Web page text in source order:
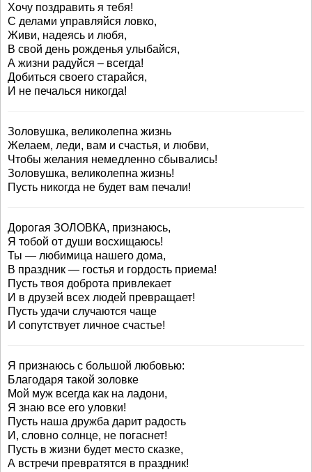
Хочу поздравить я тебя!
С делами управляйся ловко,
Живи, надеясь и любя,
В свой день рожденья улыбайся,
А жизни радуйся – всегда!
Добиться своего старайся,
И не печалься никогда!
Золовушка, великолепна жизнь
Желаем, леди, вам и счастья, и любви,
Чтобы желания немедленно сбывались!
Золовушка, великолепна жизнь!
Пусть никогда не будет вам печали!
Дорогая ЗОЛОВКА, признаюсь,
Я тобой от души восхищаюсь!
Ты — любимица нашего дома,
В праздник — гостья и гордость приема!
Пусть твоя доброта привлекает
И в друзей всех людей превращает!
Пусть удачи случаются чаще
И сопутствует личное счастье!
Я признаюсь с большой любовью:
Благодаря такой золовке
Мой муж всегда как на ладони,
Я знаю все его уловки!
Пусть наша дружба дарит радость
И, словно солнце, не погаснет!
Пусть в жизни будет место сказке,
А встречи превратятся в праздник!